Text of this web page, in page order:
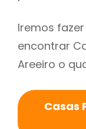
Iremos
encontrar
Areeiro o
Casas